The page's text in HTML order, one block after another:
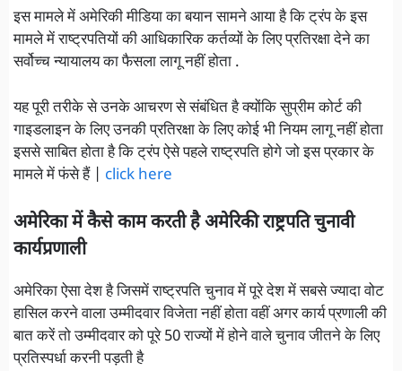
इस मामले में अमेरिकी मीडिया का बयान सामने आया है कि ट्रंप के इस
मामले में राष्ट्रपतियों की आधिकारिक कर्तव्यों के लिए प्रतिरक्षा देने का
सर्वोच्च न्यायालय का फैसला लागू नहीं होता .
यह पूरी तरीके से उनके आचरण से संबंधित है क्योंकि सुप्रीम कोर्ट की
गाइडलाइन के लिए उनकी प्रतिरक्षा के लिए कोई भी नियम लागू नहीं होता
इससे साबित होता है कि ट्रंप ऐसे पहले राष्ट्रपति होगे जो इस प्रकार के
मामले में फंसे हैं | click here
अमेरिका में कैसे काम करती है अमेरिकी राष्ट्रपति चुनावी
कार्यप्रणाली
अमेरिका ऐसा देश है जिसमें राष्ट्रपति चुनाव में पूरे देश में सबसे ज्यादा वोट
हासिल करने वाला उम्मीदवार विजेता नहीं होता वहीं अगर कार्य प्रणाली की
बात करें तो उम्मीदवार को पूरे 50 राज्यों में होने वाले चुनाव जीतने के लिए
प्रतिस्पर्धा करनी पड़ती है